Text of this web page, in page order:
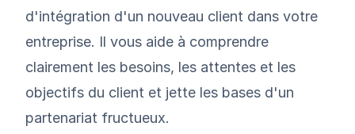
d'intégration d'un nouveau client dans votre
entreprise. Il vous aide à comprendre
clairement les besoins, les attentes et les
objectifs du client et jette les bases d'un
partenariat fructueux.